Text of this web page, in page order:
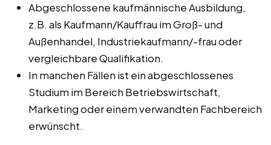
Abgeschlossene kaufmännische Ausbildung,
z.B. als Kaufmann/Kauffrau im Groß- und
Außenhandel, Industriekaufmann/-frau oder
vergleichbare Qualifikation.
In manchen Fällen ist ein abgeschlossenes
Studium im Bereich Betriebswirtschaft,
Marketing oder einem verwandten Fachbereich
erwünscht.